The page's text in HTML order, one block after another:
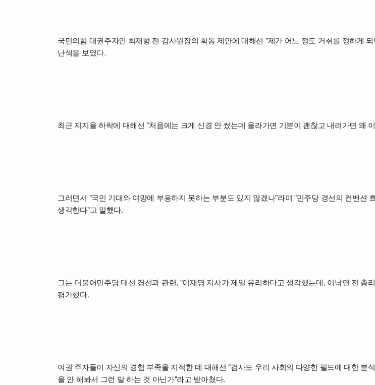
국민의힘 대권주자인 최재형 전 감사원장의 회동 제안에 대해선 "제가 어느 정도 거취를 정하게
난색을 보였다.
최근 지지율 하락에 대해선 "처음에는 크게 신경 안 썼는데 올라가면 기분이 괜찮고 내려가면 왜
그러면서 "국민 기대와 여망에 부응하지 못하는 부분도 있지 않겠나"라며 "민주당 경선의 컨벤
생각한다"고 말했다.
그는 더불어민주당 대선 경선과 관련, "이재명 지사가 제일 유리하다고 생각했는데, 이낙연 전
평가했다.
여권 주자들이 자신의 경험 부족을 지적한 데 대해선 "검사도 우리 사회의 다양한 필드에 대한
을 안 해봐서 그런 말 하는 것 아닌가"라고 받아쳤다.